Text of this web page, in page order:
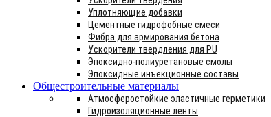
Уплотняющие добавки
Цементные гидрофобные смеси
Фибра для армирования бетона
Ускорители твердления для PU
Эпоксидно-полиуретановые смолы
Эпоксидные инъекционные составы
Общестроительные материалы
Атмосферостойкие эластичные герметики
Гидроизоляционные ленты